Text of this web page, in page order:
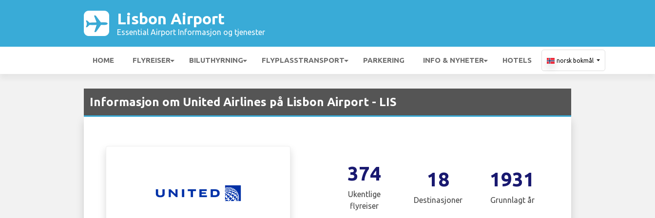
Lisbon Airport
Essential Airport Informasjon og tjenester
HOME FLYREISER BILUTHYRNING FLYPLASSTRANSPORT PARKERING INFO & NYHETER HOTELS norsk bokmål
Informasjon om United Airlines på Lisbon Airport - LIS
374
Ukentlige
flyreiser
18
Destinasjoner
1931
Grunnlagt år